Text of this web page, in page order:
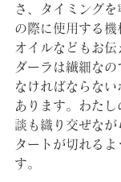
さ、タイミング
の際に使用する機
オイルなどもお
ダーラは繊細な
なければならな
あります。わた
談も織り交ぜなが
タートが切れる
す。